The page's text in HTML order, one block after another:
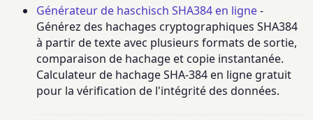
Générateur de haschisch SHA384 en ligne-
Générez des hachages cryptographiques SHA384
à partir de texte avec plusieurs formats de sortie,
comparaison de hachage et copie instantanée.
Calculateur de hachage SHA-384 en ligne gratuit
pour la vérification de l'intégrité des données.